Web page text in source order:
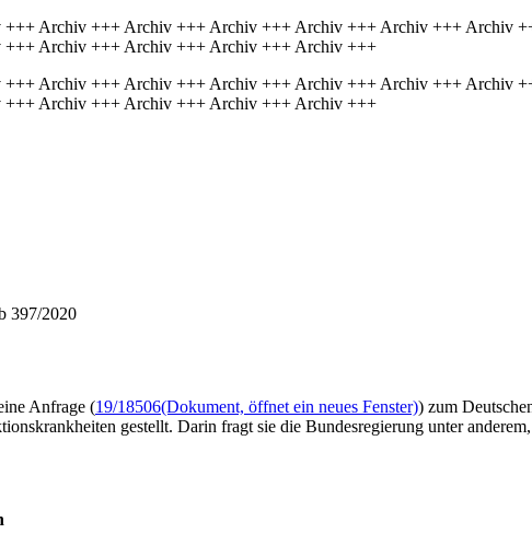
Archiv +++ Archiv +++ Archiv +++ Archiv +++ Archiv +++ Archiv
Archiv +++ Archiv +++ Archiv +++ Archiv +++
Archiv +++ Archiv +++ Archiv +++ Archiv +++ Archiv +++ Archiv
Archiv +++ Archiv +++ Archiv +++ Archiv +++
397/2020
Anfrage (19/18506(Dokument, öffnet ein neues Fenster)) zum
gestellt. Darin fragt sie die Bundesregierung unter